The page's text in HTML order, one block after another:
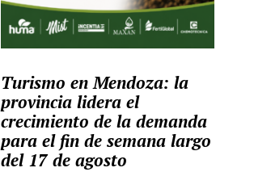
Turismo en Mendoza: la
provincia lidera el
crecimiento de la demanda
para el fin de semana largo
del 17 de agosto